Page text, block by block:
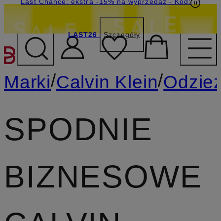
PRZEJDŹ DO GŁÓWNEJ
LAST26 Szczegóły
Marki/Calvin Klein/
SPODNIE
BIZNESOWE